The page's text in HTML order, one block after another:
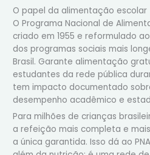
O papel da alimentação escolar
O Programa Nacional de
criado em 1955 e reformulado
dos programas sociais mais
Brasil. Garante alimentação
estudantes da rede pública
tem impacto documentado
desempenho acadêmico e
Para milhões de crianças
a refeição mais completa e
a única garantida. Isso dá ao